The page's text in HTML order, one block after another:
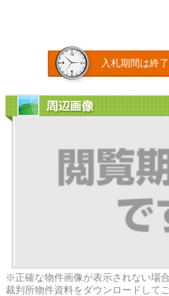
入札期間は終
周辺画像
※正確な物件画像が表示されない場
裁判所物件資料をダウンロードして